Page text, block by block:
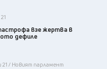
взе жертва в
дефиле
21 / Новият парламент